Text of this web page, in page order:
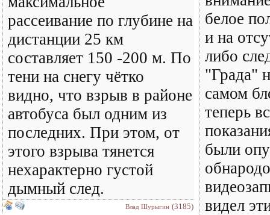
рассеивание по глубине на
дистанции 25 км
составляет 150 -200 м. По
тени на снегу чётко
видно, что взрыв в районе
автобуса был одним из
последних. При этом, от
этого взрыва тянется
нехарактерно густой
дымный след.
Влад Шурыгин (3185)
белое
и на
либо
"Града"
самом
теперь
были
видел